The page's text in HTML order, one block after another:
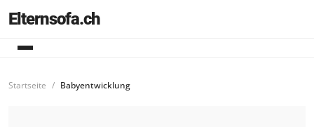
Elternsofa.ch
Startseite Babyentwicklung